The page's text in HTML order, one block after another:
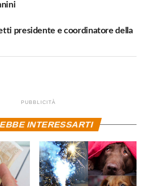
presidente e coordinatore della
PUBBLICITÀ
INTERESSARTI